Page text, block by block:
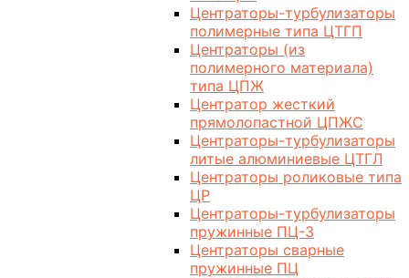
Центраторы-турбулизаторы
полимерные типа ЦТГП
Центраторы (из
полимерного материала)
типа ЦПЖ
Центратор жесткий
прямолопастной ЦПЖС
Центраторы-турбулизаторы
литые алюминиевые ЦТГЛ
Центраторы роликовые типа
ЦР
Центраторы-турбулизаторы
пружинные ПЦ-3
Центраторы сварные
пружинные ПЦ